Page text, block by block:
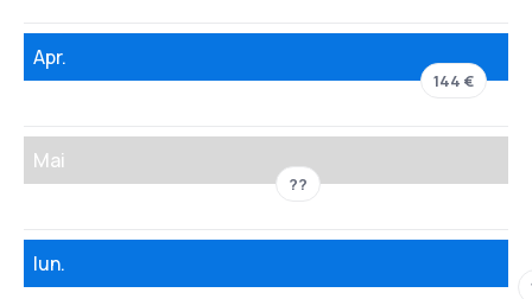
Apr.
144 €
Mai
??
Iun.